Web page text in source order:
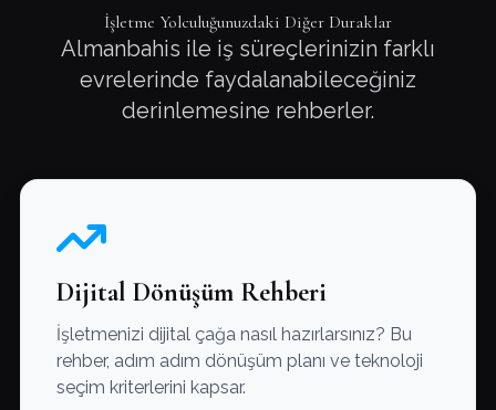
İşletme Yolculuğunuzdaki Diğer Duraklar
Almanbahis ile iş süreçlerinizin farklı
evrelerinde faydalanabileceğiniz
derinlemesine rehberler.
Dijital Dönüşüm Rehberi
İşletmenizi dijital çağa nasıl hazırlarsınız? Bu
rehber, adım adım dönüşüm planı ve teknoloji
seçim kriterlerini kapsar.